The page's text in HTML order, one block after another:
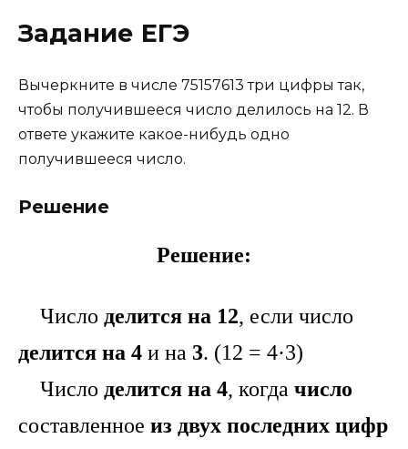
Задание ЕГЭ
Вычеркните в числе 75157613 три цифры так,
чтобы получившееся число делилось на 12. В
ответе укажите какое-нибудь одно
получившееся число.
Решение
Решение:
Число делится на 12, если число
делится на 4 и на 3. (12 = 4·3)
Число делится на 4, когда число
составленное из двух последних цифр